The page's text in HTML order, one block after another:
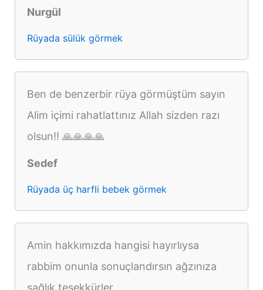
Nurgül
Rüyada sülük görmek
Ben de benzerbir rüya görmüştüm sayın
Alim içimi rahatlattınız Allah sizden razı
olsun!! 🙏🙏🙏🙏
Sedef
Rüyada üç harfli bebek görmek
Amin hakkımızda hangisi hayırlıysa
rabbim onunla sonuçlandırsın ağzınıza
sağlık teşekkürler